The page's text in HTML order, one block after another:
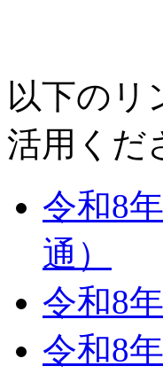
以下のリ
活用くだ
令和8
通）
令和8
令和8